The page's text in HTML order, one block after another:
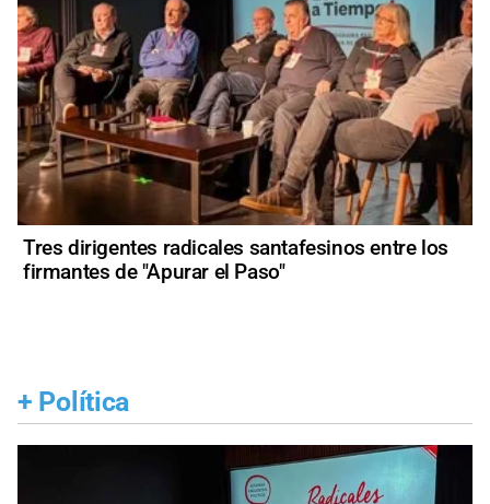
Tres dirigentes radicales santafesinos entre los
firmantes de "Apurar el Paso"
+ Política